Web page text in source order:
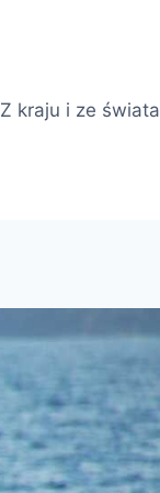
Z kraju i ze świata